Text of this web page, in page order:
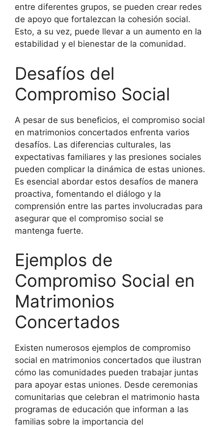
entre diferentes grupos, se pueden crear redes
de apoyo que fortalezcan la cohesión social.
Esto, a su vez, puede llevar a un aumento en la
estabilidad y el bienestar de la comunidad.
Desafíos del
Compromiso Social
A pesar de sus beneficios, el compromiso social
en matrimonios concertados enfrenta varios
desafíos. Las diferencias culturales, las
expectativas familiares y las presiones sociales
pueden complicar la dinámica de estas uniones.
Es esencial abordar estos desafíos de manera
proactiva, fomentando el diálogo y la
comprensión entre las partes involucradas para
asegurar que el compromiso social se
mantenga fuerte.
Ejemplos de
Compromiso Social en
Matrimonios
Concertados
Existen numerosos ejemplos de compromiso
social en matrimonios concertados que ilustran
cómo las comunidades pueden trabajar juntas
para apoyar estas uniones. Desde ceremonias
comunitarias que celebran el matrimonio hasta
programas de educación que informan a las
familias sobre la importancia del